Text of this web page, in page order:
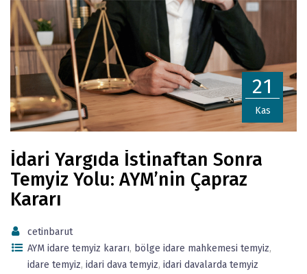
21
Kas
İdari Yargıda İstinaftan Sonra
Temyiz Yolu: AYM’nin Çapraz
Kararı
cetinbarut
AYM idare temyiz kararı, bölge idare mahkemesi temyiz,
idare temyiz, idari dava temyiz, idari davalarda temyiz